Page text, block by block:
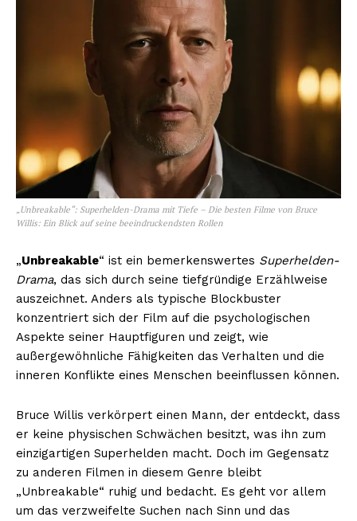
NEWSLETTER ABONNIEREN
Inhalte
„Unbreakable“: Superhelden-Drama mit Tiefe – Die besten Filme von Bruce
Willis: Ein Blick auf seine beeindruckendsten Rollen
„Unbreakable“ ist ein bemerkenswertes Superhelden-
Drama, das sich durch seine tiefgründige Erzählweise
auszeichnet. Anders als typische Blockbuster
konzentriert sich der Film auf die psychologischen
Aspekte seiner Hauptfiguren und zeigt, wie
außergewöhnliche Fähigkeiten das Verhalten und die
inneren Konflikte eines Menschen beeinflussen können.
Bruce Willis verkörpert einen Mann, der entdeckt, dass
er keine physischen Schwächen besitzt, was ihn zum
einzigartigen Superhelden macht. Doch im Gegensatz
zu anderen Filmen in diesem Genre bleibt
„Unbreakable“ ruhig und bedacht. Es geht vor allem
um das verzweifelte Suchen nach Sinn und das